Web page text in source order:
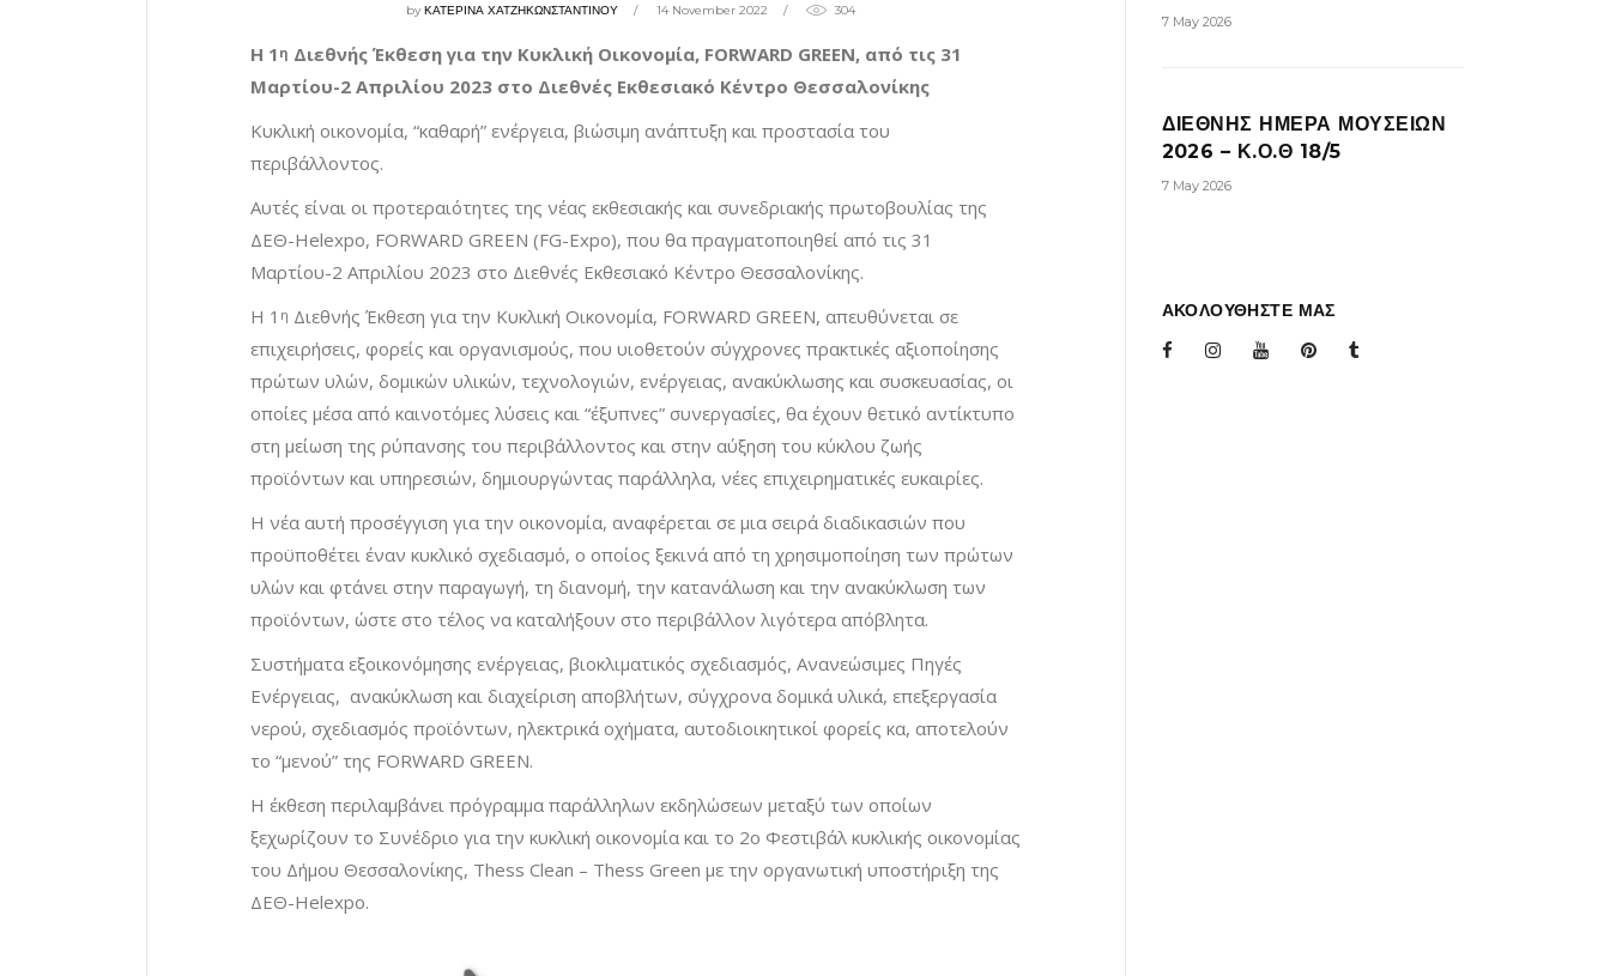
byΚΑΤΕΡΙΝΑ ΧΑΤΖΗΚΩΝΣΤΑΝΤΙΝΟΥ 14 November 2022 304
Η 1 η Διεθνής Έκθεση για την Κυκλική Οικονομία, FORWARD GREEN, από τις 31
Μαρτίου-2 Απριλίου 2023 στο Διεθνές Εκθεσιακό Κέντρο Θεσσαλονίκης
Κυκλική οικονομία, “καθαρή” ενέργεια, βιώσιμη ανάπτυξη και προστασία του
περιβάλλοντος.
Αυτές είναι οι προτεραιότητες της νέας εκθεσιακής και συνεδριακής πρωτοβουλίας της
ΔΕΘ-Helexpo, FORWARD GREEN (FG-Expo), που θα πραγματοποιηθεί από τις 31
Μαρτίου-2 Απριλίου 2023 στο Διεθνές Εκθεσιακό Κέντρο Θεσσαλονίκης.
Η 1 η Διεθνής Έκθεση για την Κυκλική Οικονομία, FORWARD GREEN, απευθύνεται σε
επιχειρήσεις, φορείς και οργανισμούς, που υιοθετούν σύγχρονες πρακτικές αξιοποίησης
πρώτων υλών, δομικών υλικών, τεχνολογιών, ενέργειας, ανακύκλωσης και συσκευασίας, οι
οποίες μέσα από καινοτόμες λύσεις και “έξυπνες” συνεργασίες, θα έχουν θετικό αντίκτυπο
στη μείωση της ρύπανσης του περιβάλλοντος και στην αύξηση του κύκλου ζωής
προϊόντων και υπηρεσιών, δημιουργώντας παράλληλα, νέες επιχειρηματικές ευκαιρίες.
Η νέα αυτή προσέγγιση για την οικονομία, αναφέρεται σε μια σειρά διαδικασιών που
προϋποθέτει έναν κυκλικό σχεδιασμό, ο οποίος ξεκινά από τη χρησιμοποίηση των πρώτων
υλών και φτάνει στην παραγωγή, τη διανομή, την κατανάλωση και την ανακύκλωση των
προϊόντων, ώστε στο τέλος να καταλήξουν στο περιβάλλον λιγότερα απόβλητα.
Συστήματα εξοικονόμησης ενέργειας, βιοκλιματικός σχεδιασμός, Ανανεώσιμες Πηγές
Ενέργειας, ανακύκλωση και διαχείριση αποβλήτων, σύγχρονα δομικά υλικά, επεξεργασία
νερού, σχεδιασμός προϊόντων, ηλεκτρικά οχήματα, αυτοδιοικητικοί φορείς κα, αποτελούν
το “μενού” της FORWARD GREEN.
Η έκθεση περιλαμβάνει πρόγραμμα παράλληλων εκδηλώσεων μεταξύ των οποίων
ξεχωρίζουν το Συνέδριο για την κυκλική οικονομία και το 2o Φεστιβάλ κυκλικής οικονομίας
του Δήμου Θεσσαλονίκης, Thess Clean – Thess Green με την οργανωτική υποστήριξη της
ΔΕΘ-Helexpo.
7 May 2026
ΔΙΕΘΝΗΣ ΗΜΕΡΑ ΜΟΥΣΕΙΩΝ
2026 – Κ.Ο.Θ 18/5
7 May 2026
ΑΚΟΛΟΥΘΗΣΤΕ ΜΑΣ